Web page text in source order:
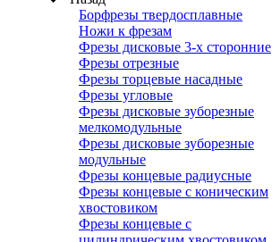
Борфрезы твердосплавные
Ножи к фрезам
Фрезы дисковые 3-х сторонние
Фрезы отрезные
Фрезы торцевые насадные
Фрезы угловые
Фрезы дисковые зуборезные
мелкомодульные
Фрезы дисковые зуборезные
модульные
Фрезы концевые радиусные
Фрезы концевые с коническим
хвостовиком
Фрезы концевые с